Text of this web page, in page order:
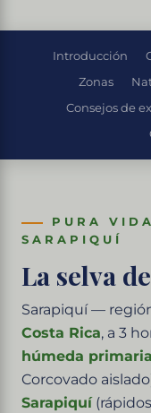
Introducción
Zonas
Consejos de
PURA
SARAPIQUÍ
La selva de
Sarapiquí —
Costa Rica, a 3
húmeda primaria
Corcovado
Sarapiquí